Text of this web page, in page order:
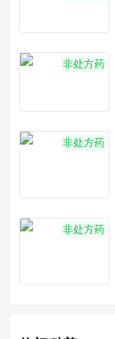
非处方药
非处方药
非处方药